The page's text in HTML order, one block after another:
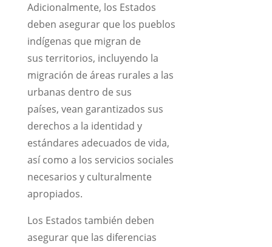
Adicionalmente, los Estados
deben asegurar que los pueblos
indígenas que migran de
sus territorios, incluyendo la
migración de áreas rurales a las
urbanas dentro de sus
países, vean garantizados sus
derechos a la identidad y
estándares adecuados de vida,
así como a los servicios sociales
necesarios y culturalmente
apropiados.
Los Estados también deben
asegurar que las diferencias